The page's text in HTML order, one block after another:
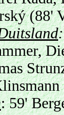
(88'
: 59'